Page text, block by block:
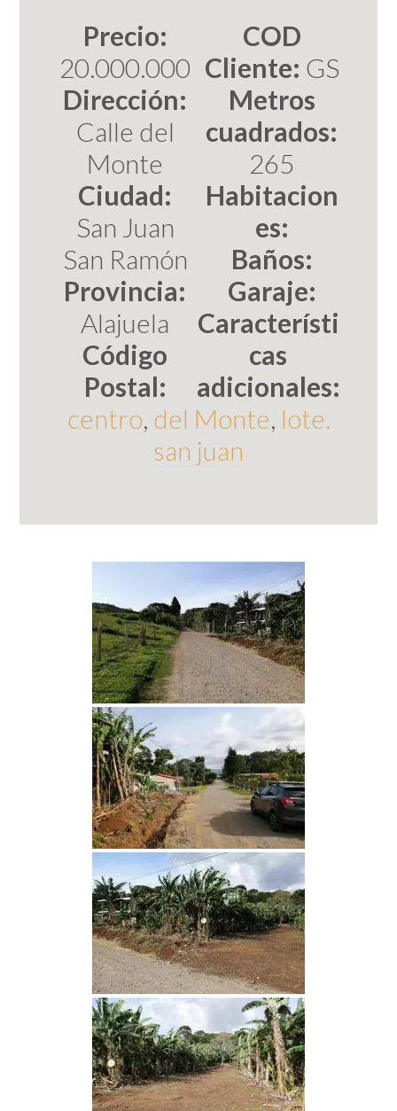
Precio:
20.000.000
Dirección:
Calle del
Monte
Ciudad:
San Juan
San Ramón
Provincia:
Alajuela
Código
Postal:
COD
Cliente: GS
Metros
cuadrados:
265
Habitacion
es:
Baños:
Garaje:
Característi
cas
adicionales:
centro, del Monte, lote.
san juan